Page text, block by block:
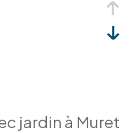
jardin à Muret